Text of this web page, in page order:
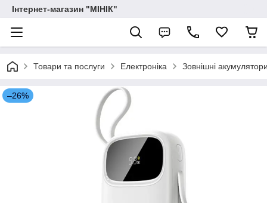
Інтернет-магазин "МІНІК"
Товари та послуги Електроніка Зовнішні
–26%